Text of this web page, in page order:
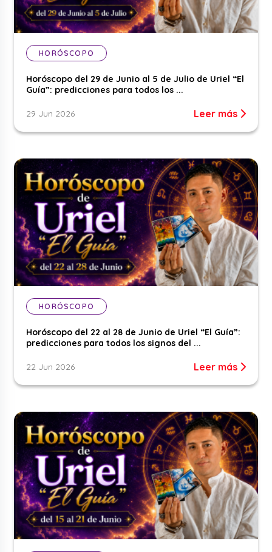
HORÓSCOPO
Horóscopo del 29 de Junio al 5 de Julio de Uriel “El
Guía”: predicciones para todos los ...
29 Jun 2026 Leer más
HORÓSCOPO
Horóscopo del 22 al 28 de Junio de Uriel “El Guía”:
predicciones para todos los signos del ...
22 Jun 2026 Leer más